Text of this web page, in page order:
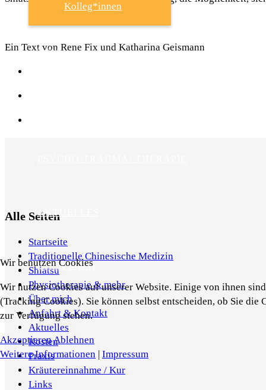
Kolleg*innen
TCM
AKTUELLES
ÜBER MICH
Ein Text von Rene Fix und Katharina Geismann
Alle Seiten
Startseite
Traditionelle Chinesische Medizin
Shiatsu
Physiotherapie & mehr
Über mich
Anfahrt & Kontakt
Aktuelles
Kosten
Praxis
Kräutereinnahme / Kur
Links
Wir benutzen Cookies
Wir nutzen Cookies auf unserer Website. Einige von ihnen
(Tracking Cookies). Sie können selbst entscheiden, ob Sie
zur Verfügung stehen.
AkzeptierenAblehnen
Weitere Informationen | Impressum